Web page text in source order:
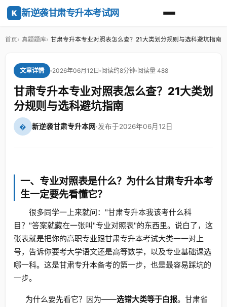
K 新逆袭甘肃专升本考试网
首页 真题题库 甘肃专升本专业对照表怎么查？21大类划分规则与选科避坑指南
文章详情 2026年06月12日 阅读约8分钟 阅读量 488
甘肃专升本专业对照表怎么查？21大类划
分规则与选科避坑指南
� 新逆袭甘肃专升本网·发布于2026年06月12日
一、专业对照表是什么？为什么甘肃专升本考
生一定要先看懂它？
很多同学一上来就问："甘肃专升本我该考什么科
目？"答案就藏在一张叫"专业对照表"的东西里。说白了，这
张表就是把你的高职专业跟甘肃专升本考试大类一一对上
号，告诉你要考大学语文还是高等数学，以及专业基础课选
哪一科。这是甘肃专升本备考的第一步，也是最容易踩坑的
一步。
为什么要先看它？因为——选错大类等于白报。甘肃省